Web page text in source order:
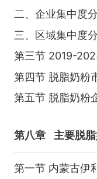
二、企业集中度
三、区域集中度
第三节 2019-
第四节 脱脂奶粉
第五节 脱脂奶粉
第八章 主要脱
第一节 内蒙古伊